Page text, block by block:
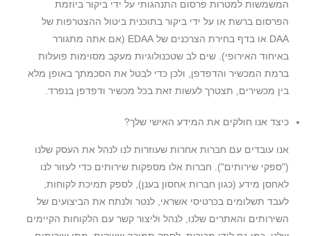
המשמשות למטרות פרסום התנהגותי על ידי ביקור ביוזמת
הפרסום ברשת או על ידי ביקור בתוכנית ביטול ההצטרפות של
DAA או בדף בחירת הצרכנים של EDAA (אם אתה מתגורר
באיחוד האירופי). שים לב שטכנולוגיות מעקב מסוימות פועלות
ברמת המכשיר והדפדפן, ולכן כדי לבטל את הסכמתך באופן מלא
בין מכשירים, תצטרך לעשות זאת בכל מכשיר ודפדפן בנפרד.
כיצד אנו חולקים את המידע האישי שלך?
אנו עובדים עם חברות אחרות שעוזרות לנו לנהל את העסק שלנו
("ספקי שירותים"). חברות אלו מספקות שירותים כדי לעזור לנו
לאחסן מידע (כגון חברות אחסון בענן), לספק תמיכת לקוחות,
לעבד תשלומים בכרטיסי אשראי, לנטר ולנתח את הביצועים של
השירותים והאתרים שלנו, לנהל וליצור קשר עם הלקוחות הקיימים